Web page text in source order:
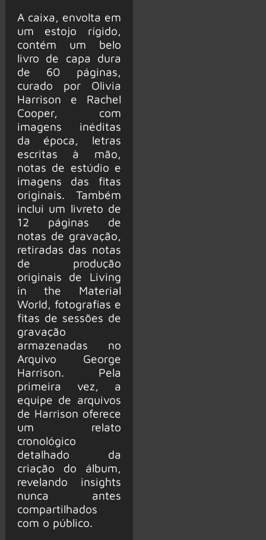
A caixa, envolta em
um estojo rígido,
contém um belo
livro de capa dura
de 60 páginas,
curado por Olivia
Harrison e Rachel
Cooper, com
imagens inéditas
da época, letras
escritas à mão,
notas de estúdio e
imagens das fitas
originais. Também
inclui um livreto de
12 páginas de
notas de gravação,
retiradas das notas
de produção
originais de Living
in the Material
World, fotografias e
fitas de sessões de
gravação
armazenadas no
Arquivo George
Harrison. Pela
primeira vez, a
equipe de arquivos
de Harrison oferece
um relato
cronológico
detalhado da
criação do álbum,
revelando insights
nunca antes
compartilhados
com o público.